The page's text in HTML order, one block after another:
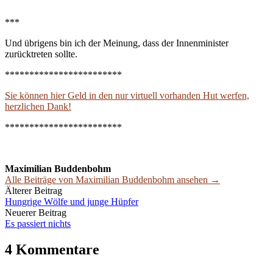
***
Und übrigens bin ich der Meinung, dass der Innenminister
zurücktreten sollte.
************************
Sie können hier Geld in den nur virtuell vorhanden Hut werfen,
herzlichen Dank!
************************
Maximilian Buddenbohm
Alle Beiträge von Maximilian Buddenbohm ansehen →
Beitrags-
Navigation
Älterer Beitrag
Hungrige Wölfe und junge Hüpfer
Neuerer Beitrag
Es passiert nichts
4 Kommentare